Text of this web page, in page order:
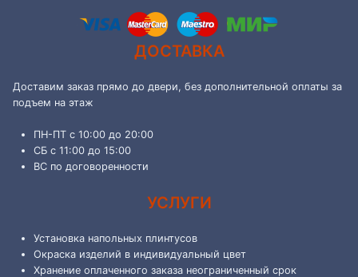
ДОСТАВКА
Доставим заказ прямо до двери, без дополнительной оплаты за
подъем на этаж
ПН-ПТ с 10:00 до 20:00
СБ с 11:00 до 15:00
ВС по договоренности
УСЛУГИ
Установка напольных плинтусов
Окраска изделий в индивидуальный цвет
Хранение оплаченного заказа неограниченный срок